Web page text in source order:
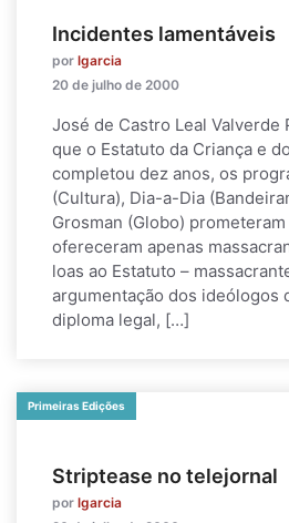
Incidentes lamentáveis
por lgarcia
20 de julho de 2000
José de Castro Leal Valverde
que o Estatuto da Criança e
completou dez anos, os
(Cultura), Dia-a-Dia
Grosman (Globo)
ofereceram apenas
loas ao Estatuto –
argumentação dos ideólogos
diploma legal, […]
Primeiras Edições
Striptease no telejornal
por lgarcia